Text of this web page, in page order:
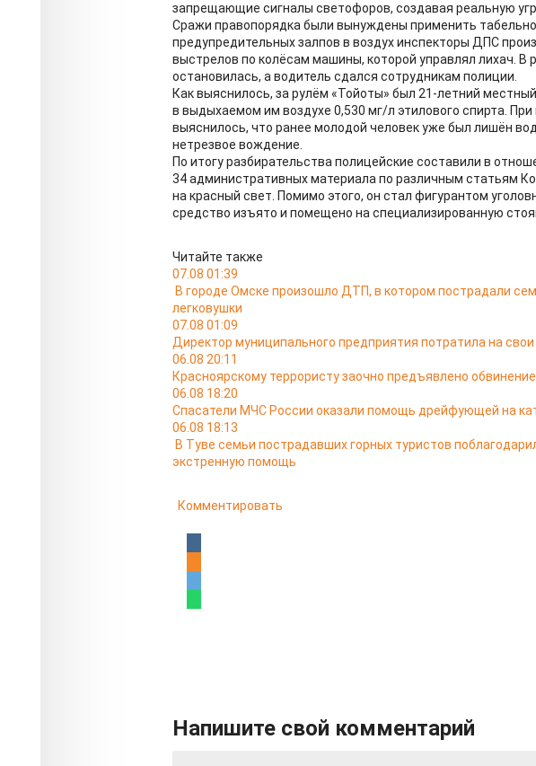
запрещающие сигналы светофоров, создавая реальную
Сражи правопорядка были вынуждены применить
предупредительных залпов в воздух инспекторы ДПС
выстрелов по колёсам машины, которой управлял лихач. В
остановилась, а водитель сдался сотрудникам полиции.
Как выяснилось, за рулём «Тойоты» был 21-летний
в выдыхаемом им воздухе 0,530 мг/л этилового спирта.
выяснилось, что ранее молодой человек уже был лишён
нетрезвое вождение.
По итогу разбирательства полицейские составили в
34 административных материала по различным статьям
на красный свет. Помимо этого, он стал фигурантом
средство изъято и помещено на специализированную
Читайте также
07.08 01:39
В городе Омске произошло ДТП, в котором пострадали
легковушки
07.08 01:09
Директор муниципального предприятия потратила на
06.08 20:11
Красноярскому террористу заочно предъявлено
06.08 18:20
Спасатели МЧС России оказали помощь дрейфующей на
06.08 18:13
В Туве семьи пострадавших горных туристов
экстренную помощь
Комментировать
Напишите свой комментарий